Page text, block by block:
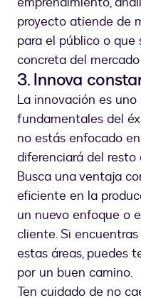
proyecto atiende de
para el público o
concreta del
3. Innova
La innovación es
fundamentales del
no estás enfocado
diferenciará del
Busca una ventaja
eficiente en la
un nuevo enfoque o
cliente. Si
estas áreas, puedes
por un buen camino.
Ten cuidado de no